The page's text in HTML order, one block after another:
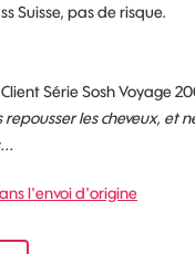
Suisse, pas de risque.
Série Sosh Voyage
repousser les cheveux, et
l'envoi d'origine